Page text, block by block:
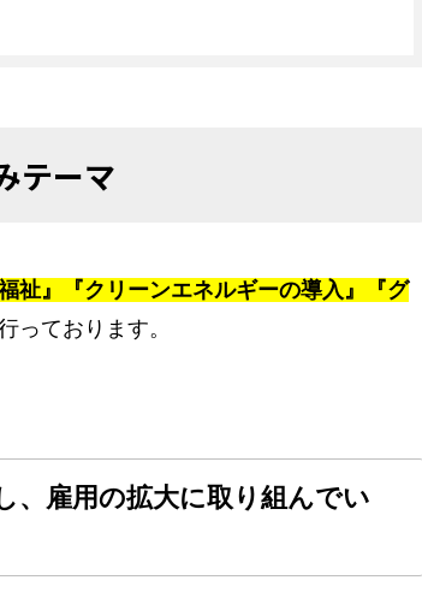
テーマ
祉』『クリーンエネルギーの導入』『グ
っております。
、雇用の拡大に取り組んでい